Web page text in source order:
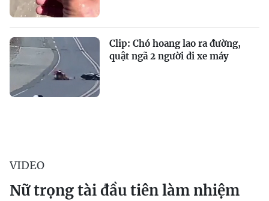
Clip: Chó hoang lao ra đường,
quật ngã 2 người đi xe máy
VIDEO
Nữ trọng tài đầu tiên làm nhiệm